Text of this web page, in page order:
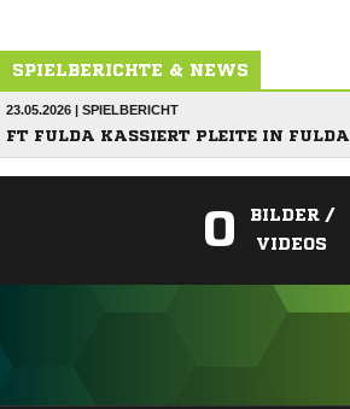
SPIELBERICHTE & NEWS
23.05.2026 | SPIELBERICHT
FT FULDA KASSIERT PLEITE IN FULDA
0
BILDER /
VIDEOS